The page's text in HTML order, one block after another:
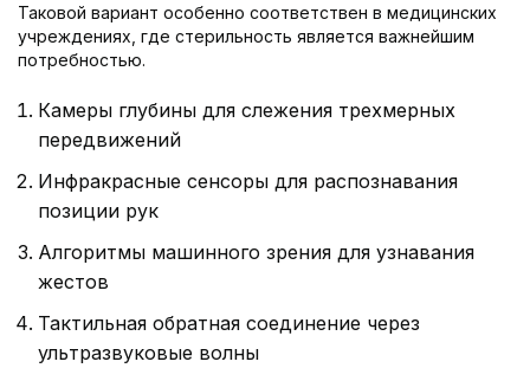
Таковой вариант особенно соответствен в медицинских
учреждениях, где стерильность является важнейшим
потребностью.
Камеры глубины для слежения трехмерных
передвижений
Инфракрасные сенсоры для распознавания
позиции рук
Алгоритмы машинного зрения для узнавания
жестов
Тактильная обратная соединение через
ультразвуковые волны